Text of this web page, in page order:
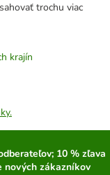
trochu viac
krajín
10 % zľava
nových zákazníkov